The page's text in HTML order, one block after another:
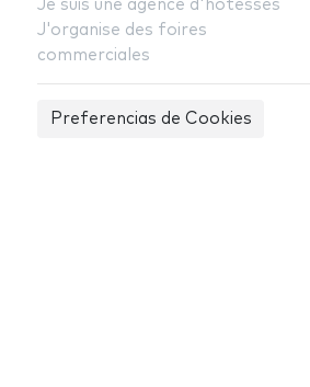
Je suis une agence d'hôtesses
J'organise des foires
commerciales
Preferencias de Cookies